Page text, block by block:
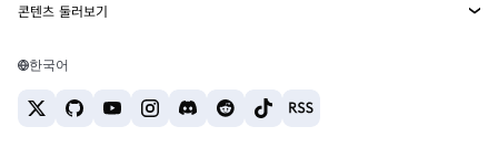
웹3 서비스
고객 지원
채용
테더 가격
USDT를 INR로 환전
BTC를 INR로 환전
ETH를 USDT로 환전
ETH 매수
USDT 매수
콘텐츠 둘러보기
솔라나 지갑
한국어